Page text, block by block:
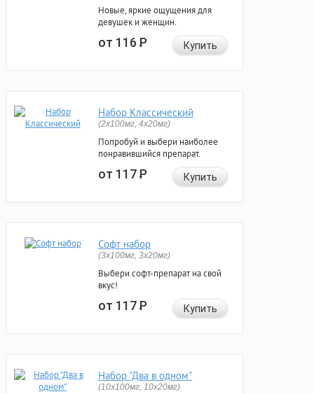
Новые, яркие ощущения для
девушек и женщин.
от 116Р Купить
Набор Классический
(2x100мг, 4x20мг)
Попробуй и выбери наиболее
понравившийся препарат.
от 117Р Купить
Софт набор
(3x100мг, 3x20мг)
Выбери софт-препарат на свой
вкус!
от 117Р Купить
Набор "Два в одном"
(10x100мг, 10x20мг)